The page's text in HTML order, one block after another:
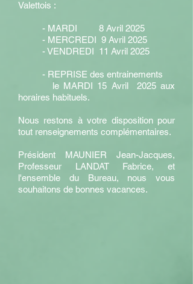
Valettois :
- MARDI 8 Avril 2025
- MERCREDI 9 Avril 2025
- VENDREDI 11 Avril 2025
- REPRISE des entrainements
le MARDI 15 Avril 2025 aux
horaires habituels.
Nous restons à votre disposition pour
tout renseignements complémentaires.
Président MAUNIER Jean-Jacques,
Professeur LANDAT Fabrice, et
l'ensemble du Bureau, nous vous
souhaitons de bonnes vacances.